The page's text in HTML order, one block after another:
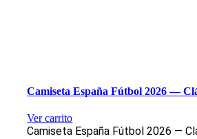
Camiseta España Fútbol 2026 —
Ver carrito
Camiseta España Fútbol 2026 —